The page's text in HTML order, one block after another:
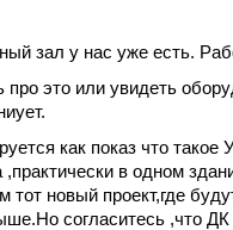
зал у нас уже есть.
это или увидеть
как показ что
в одном
новый проект,где
согласитесь ,что